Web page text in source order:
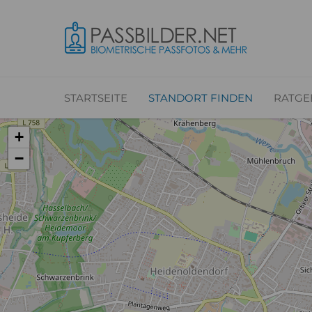
STARTSEITE STANDORT FINDEN
+
−